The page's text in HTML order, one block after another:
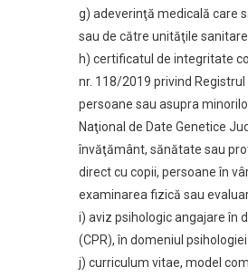
g) adeverinţă medicală care
sau de către unităţile
h) certificatul de integritate
nr. 118/2019 privind
persoane sau asupra
Naţional de Date Genetice
învăţământ, sănătate sau
direct cu copii, persoane în
examinarea fizică sau
i) aviz psihologic angajare în
(CPR), în domeniul
j) curriculum vitae, model